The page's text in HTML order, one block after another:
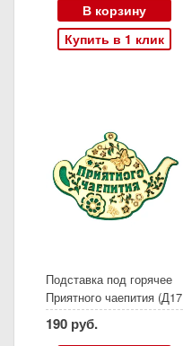
В корзину
Купить в 1 клик
Подставка под горячее
Приятного чаепития (Д17
см)
190 руб.